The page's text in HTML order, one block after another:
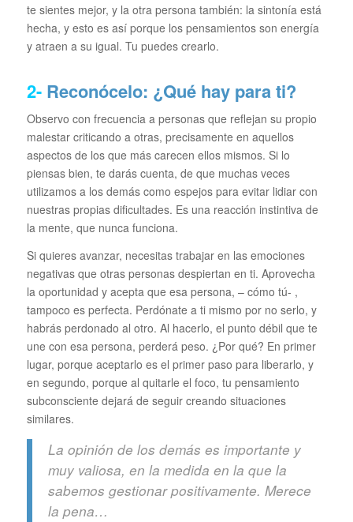
te sientes mejor, y la otra persona también: la sintonía está
hecha, y esto es así porque los pensamientos son energía
y atraen a su igual. Tu puedes crearlo.
2-Reconócelo: ¿Qué hay para ti?
Observo con frecuencia a personas que reflejan su propio
malestar criticando a otras, precisamente en aquellos
aspectos de los que más carecen ellos mismos. Si lo
piensas bien, te darás cuenta, de que muchas veces
utilizamos a los demás como espejos para evitar lidiar con
nuestras propias dificultades. Es una reacción instintiva de
la mente, que nunca funciona.
Si quieres avanzar, necesitas trabajar en las emociones
negativas que otras personas despiertan en ti. Aprovecha
la oportunidad y acepta que esa persona, – cómo tú- ,
tampoco es perfecta. Perdónate a ti mismo por no serlo, y
habrás perdonado al otro. Al hacerlo, el punto débil que te
une con esa persona, perderá peso. ¿Por qué? En primer
lugar, porque aceptarlo es el primer paso para liberarlo, y
en segundo, porque al quitarle el foco, tu pensamiento
subconsciente dejará de seguir creando situaciones
similares.
La opinión de los demás es importante y
muy valiosa, en la medida en la que la
sabemos gestionar positivamente. Merece
la pena…